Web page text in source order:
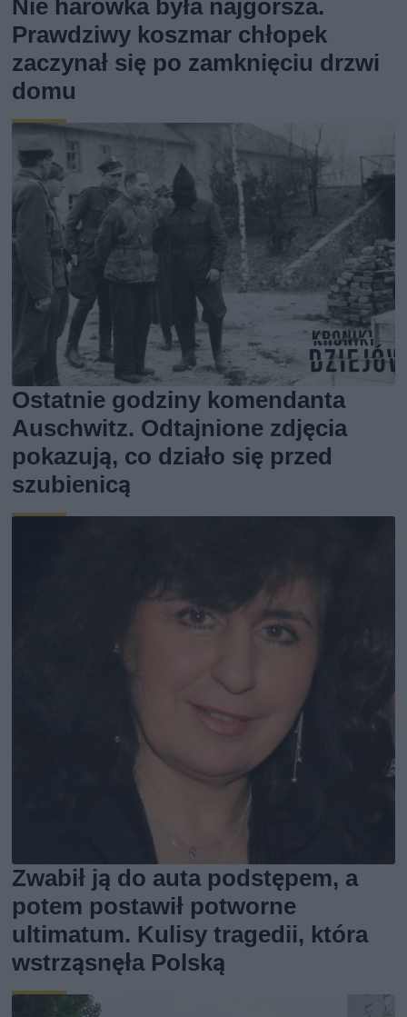
Nie harówka była najgorsza.
Prawdziwy koszmar chłopek
zaczynał się po zamknięciu drzwi
domu
Ostatnie godziny komendanta
Auschwitz. Odtajnione zdjęcia
pokazują, co działo się przed
szubienicą
Zwabił ją do auta podstępem, a
potem postawił potworne
ultimatum. Kulisy tragedii, która
wstrząsnęła Polską